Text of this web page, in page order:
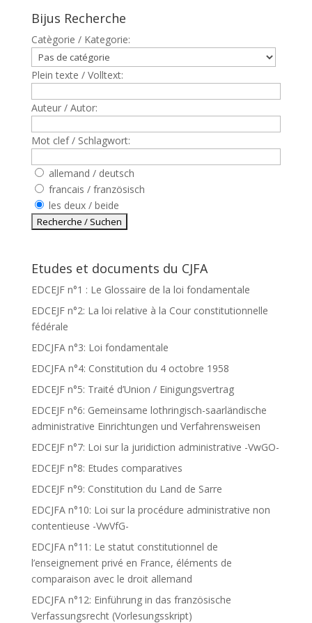
Bijus Recherche
Catègorie / Kategorie:
Plein texte / Volltext:
Auteur / Autor:
Mot clef / Schlagwort:
allemand / deutsch
francais / französisch
les deux / beide
Etudes et documents du CJFA
EDCEJF n°1 : Le Glossaire de la loi fondamentale
EDCEJF n°2: La loi relative à la Cour constitutionnelle
fédérale
EDCJFA n°3: Loi fondamentale
EDCJFA n°4: Constitution du 4 octobre 1958
EDCEJF n°5: Traité d’Union / Einigungsvertrag
EDCEJF n°6: Gemeinsame lothringisch-saarländische
administrative Einrichtungen und Verfahrensweisen
EDCEJF n°7: Loi sur la juridiction administrative -VwGO-
EDCEJF n°8: Etudes comparatives
EDCEJF n°9: Constitution du Land de Sarre
EDCJFA n°10: Loi sur la procédure administrative non
contentieuse -VwVfG-
EDCJFA n°11: Le statut constitutionnel de
l’enseignement privé en France, éléments de
comparaison avec le droit allemand
EDCJFA n°12: Einführung in das französische
Verfassungsrecht (Vorlesungsskript)